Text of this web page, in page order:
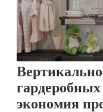
разберём, как
вещей, используя
системы. Они
функциональным,
экономия